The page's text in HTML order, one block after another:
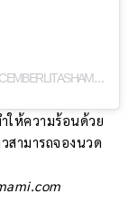
A
POST SHARED BY ÇEMBERLITAŞ HAMAMI (@CEMBERLITASHAMAMI)
ให้ความร้อนด้วย
สามารถจองนวด